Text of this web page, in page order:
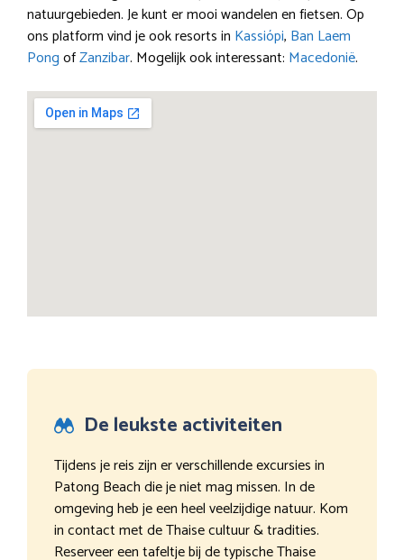
natuurgebieden. Je kunt er mooi wandelen en fietsen. Op
ons platform vind je ook resorts in Kassiópi, Ban Laem
PongofZanzibar. Mogelijk ook interessant: Macedonië.
De leukste activiteiten
Tijdens je reis zijn er verschillende excursies in
Patong Beach die je niet mag missen. In de
omgeving heb je een heel veelzijdige natuur. Kom
in contact met de Thaise cultuur & tradities.
Reserveer een tafeltje bij de typische Thaise